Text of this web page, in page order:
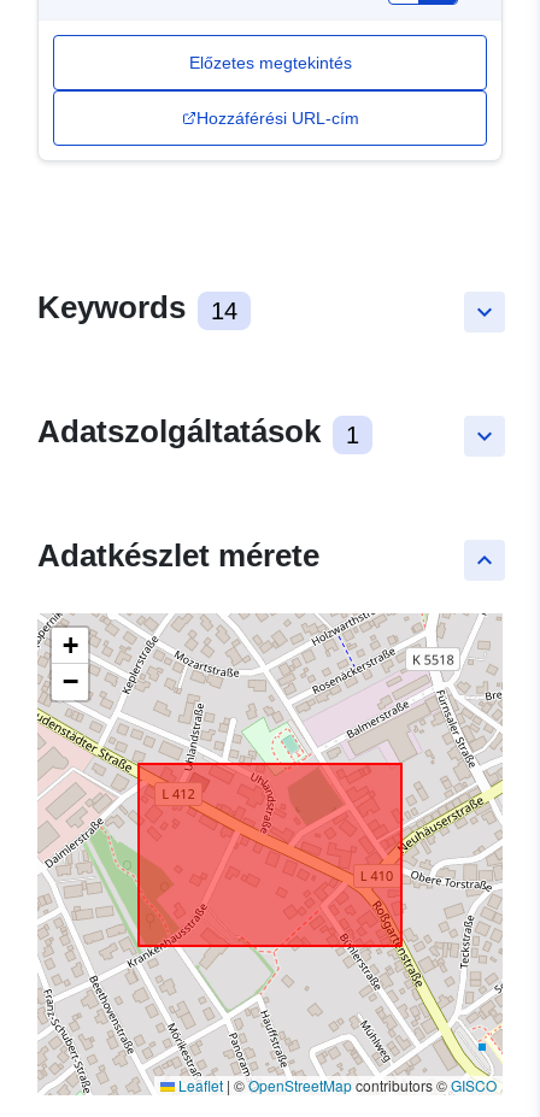
Előzetes megtekintés
Hozzáférési URL-cím
keyboard_arrow_down
Keywords 14
keyboard_arrow_down
Adatszolgáltatások 1
keyboard_arrow_up
Adatkészlet mérete
+
−
Leaflet | ©OpenStreetMapcontributors ©GISCO